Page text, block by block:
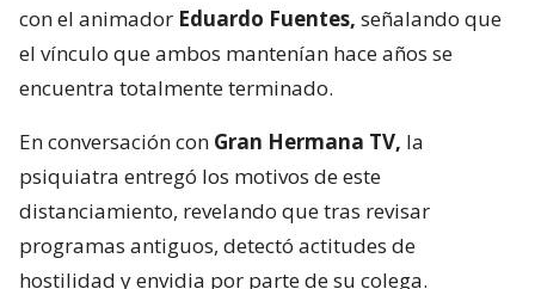
con el animador Eduardo Fuentes, señalando que
el vínculo que ambos mantenían hace años se
encuentra totalmente terminado.
En conversación con Gran Hermana TV, la
psiquiatra entregó los motivos de este
distanciamiento, revelando que tras revisar
programas antiguos, detectó actitudes de
hostilidad y envidia por parte de su colega.